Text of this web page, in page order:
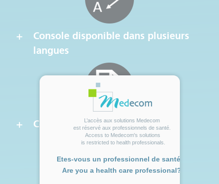
Console disponible dans plusieurs
langues
Compte-renduL’accès aux solutions Medecom
est réservé aux professionnels de santé.
Access to Medecom's solutions
is restricted to health professionals.
Etes-vous un professionnel de santé ?
Are you a health care professional?